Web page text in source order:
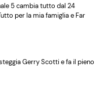
5 cambia tutto dal 24
per la mia famiglia e Far
Gerry Scotti e fa il pieno